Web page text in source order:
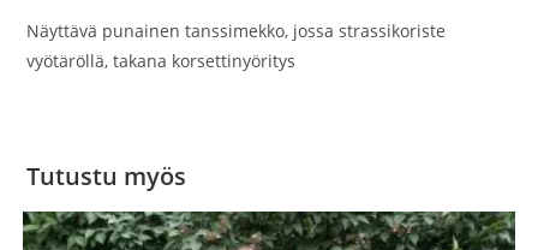
Näyttävä punainen tanssimekko, jossa strassikoriste
vyötäröllä, takana korsettinyöritys
Tutustu myös